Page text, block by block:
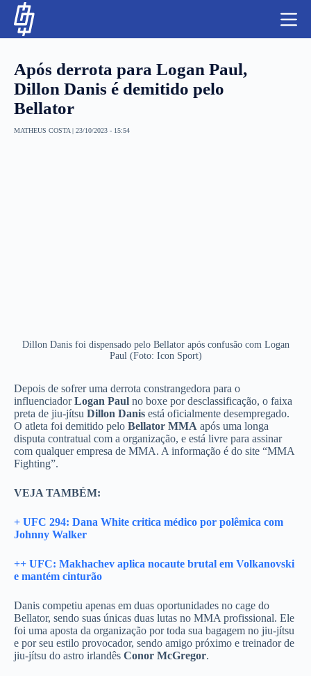
Após derrota para Logan Paul,
Dillon Danis é demitido pelo
Bellator
MATHEUS COSTA | 23/10/2023 - 15:54
Dillon Danis foi dispensado pelo Bellator após confusão com Logan
Paul (Foto: Icon Sport)
Depois de sofrer uma derrota constrangedora para o
influenciadorLogan Paul no boxe por desclassificação, o faixa
preta de jiu-jítsu Dillon Danis está oficialmente desempregado.
O atleta foi demitido pelo Bellator MMA após uma longa
disputa contratual com a organização, e está livre para assinar
com qualquer empresa de MMA. A informação é do site “MMA
Fighting”.
VEJA TAMBÉM:
+ UFC 294: Dana White critica médico por polêmica com
Johnny Walker
++ UFC: Makhachev aplica nocaute brutal em Volkanovski
e mantém cinturão
Danis competiu apenas em duas oportunidades no cage do
Bellator, sendo suas únicas duas lutas no MMA profissional. Ele
foi uma aposta da organização por toda sua bagagem no jiu-jítsu
e por seu estilo provocador, sendo amigo próximo e treinador de
jiu-jítsu do astro irlandês Conor McGregor.